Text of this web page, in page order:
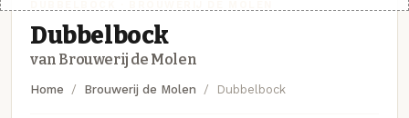
Dubbelbock
van Brouwerij de Molen
Home Brouwerij de Molen Dubbelbock